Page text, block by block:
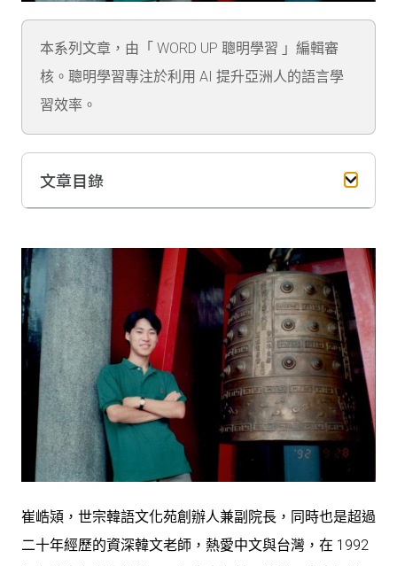
本系列文章，由「 WORD UP 聰明學習 」編輯審
核。聰明學習專注於利用 AI 提升亞洲人的語言學
習效率。
文章目錄
崔峼熲，世宗韓語文化苑創辦人兼副院長，同時也是超過
二十年經歷的資深韓文老師，熱愛中文與台灣，在 1992